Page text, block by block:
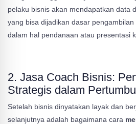
pelaku bisnis akan mendapatkan data
yang bisa dijadikan dasar
dalam hal pendanaan atau presentasi
2. Jasa Coach Bisnis:
Strategis dalam
Setelah bisnis dinyatakan layak dan
selanjutnya adalah bagaimana cara